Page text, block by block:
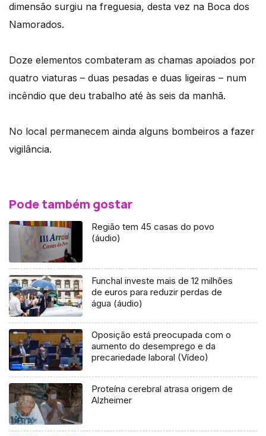
dimensão surgiu na freguesia, desta vez na Boca dos
Namorados.
Doze elementos combateram as chamas apoiados por
quatro viaturas – duas pesadas e duas ligeiras – num
incêndio que deu trabalho até às seis da manhã.
No local permanecem ainda alguns bombeiros a fazer
vigilância.
Pode também gostar
Região tem 45 casas do povo
(áudio)
Funchal investe mais de 12 milhões
de euros para reduzir perdas de
água (áudio)
Oposição está preocupada com o
aumento do desemprego e da
precariedade laboral (Vídeo)
Proteína cerebral atrasa origem de
Alzheimer